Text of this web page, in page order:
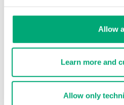
Allow
Learn more and
Allow only
Macao, Sar Of China /en
Malaysia /en